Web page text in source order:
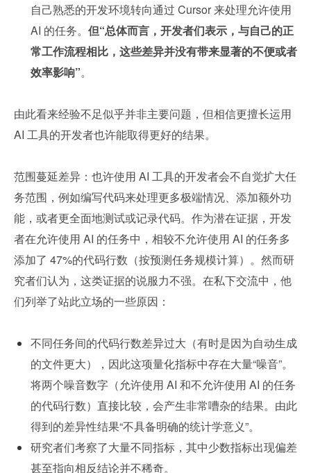
自己熟悉的开发环境转向通过 Cursor 来处理允许使用
AI 的任务。 但“总体而言，开发者们表示，与自己的正
常工作流程相比，这些差异并没有带来显著的不便或者
效率影响”。
由此看来经验不足似乎并非主要问题，但相信更擅长运用
AI 工具的开发者也许能取得更好的结果。
范围蔓延差异：也许使用 AI 工具的开发者会不自觉扩大任
务范围，例如编写代码来处理更多极端情况、添加额外功
能，或者更全面地测试或记录代码。作为潜在证据，开发
者在允许使用 AI 的任务中，相较不允许使用 AI 的任务多
添加了 47%的代码行数（按预测任务规模计算）。然而研
究者们认为，这类证据的说服力不强。在私下交流中，他
们列举了站此立场的一些原因：
不同任务间的代码行数差异过大（有时是因为自动生成
的文件更大），因此这项量化指标中存在大量“噪音”。
将两个噪音数字（允许使用 AI 和不允许使用 AI 的任务
的代码行数）直接比较，会产生非常嘈杂的结果。由此
得到的差异性结果“不具备明确的统计学意义”。
研究者们考察了大量不同指标，其中少数指标出现偏差
甚至指向相反结论并不稀奇。